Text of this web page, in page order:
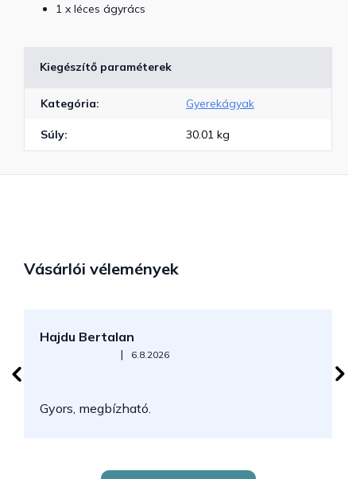
1 x léces ágyrács
Kiegészítő paraméterek
Kategória: Gyerekágyak
Súly: 30.01 kg
Vásárlói vélemények
Hajdu Bertalan
Az áruház értékelése 5-ből 5 csillag.
| 6.8.2026
Gyors, megbízható.